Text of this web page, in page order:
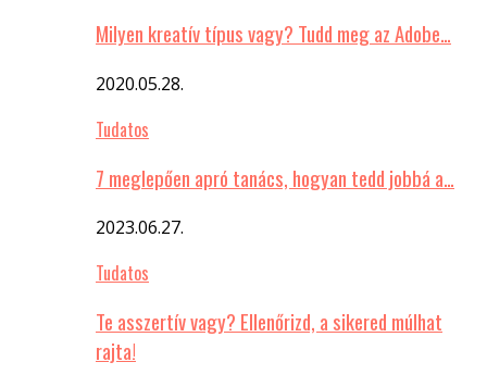
Milyen kreatív típus vagy? Tudd meg az Adobe…
2020.05.28.
Tudatos
7 meglepően apró tanács, hogyan tedd jobbá a…
2023.06.27.
Tudatos
Te asszertív vagy? Ellenőrizd, a sikered múlhat
rajta!